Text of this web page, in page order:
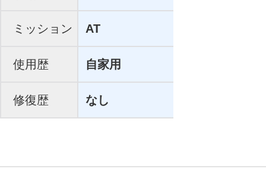
ミッション AT
使用歴 自家用
修復歴 なし